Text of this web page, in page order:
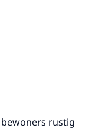
rustig